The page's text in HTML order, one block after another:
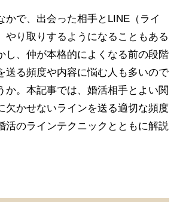
かで、出会った相手とLINE（ライ
やり取りするようになることもある
し、仲が本格的によくなる前の段階
送る頻度や内容に悩む人も多いので
か。本記事では、婚活相手とよい関
欠かせないラインを送る適切な頻度
活のラインテクニックとともに解説